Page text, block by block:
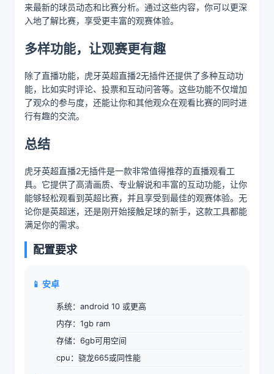
来最新的球员动态和比赛分析。通过这些内容，你可以更深
入地了解比赛，享受更丰富的观赛体验。
多样功能，让观赛更有趣
除了直播功能，虎牙英超直播2无插件还提供了多种互动功
能，比如实时评论、投票和互动问答等。这些功能不仅增加
了观众的参与度，还能让你和其他观众在观看比赛的同时进
行有趣的交流。
总结
虎牙英超直播2无插件是一款非常值得推荐的直播观看工
具。它提供了高清画质、专业解说和丰富的互动功能，让你
能够轻松观看到英超比赛，并且享受到最佳的观赛体验。无
论你是英超迷，还是刚开始接触足球的新手，这款工具都能
满足你的需求。
配置要求
📱 安卓
系统：android 10 或更高
内存：1gb ram
存储：6gb可用空间
cpu：骁龙665或同性能